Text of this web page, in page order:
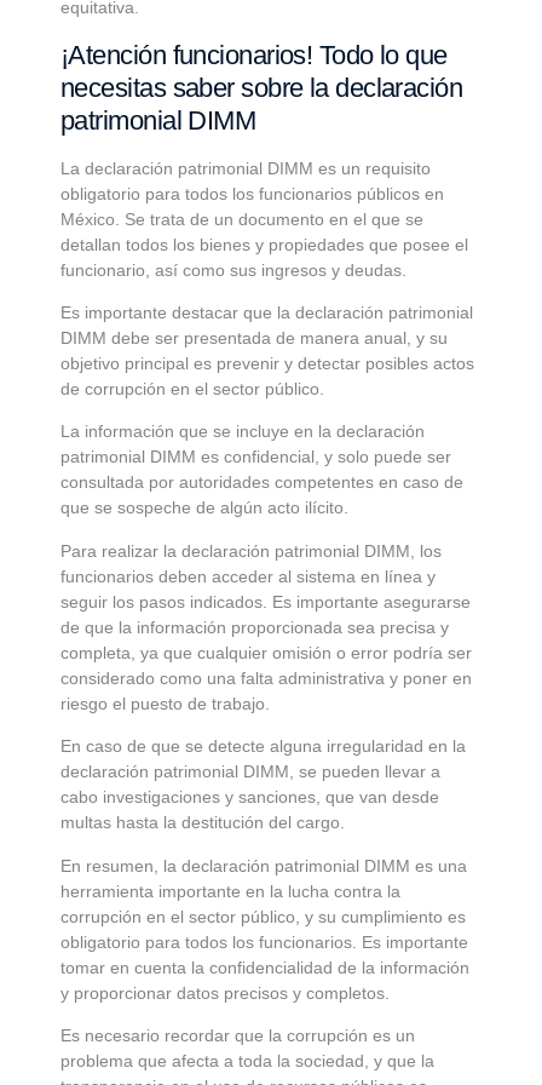
equitativa.
¡Atención funcionarios! Todo lo que
necesitas saber sobre la declaración
patrimonial DIMM
La declaración patrimonial DIMM es un requisito
obligatorio para todos los funcionarios públicos en
México. Se trata de un documento en el que se
detallan todos los bienes y propiedades que posee el
funcionario, así como sus ingresos y deudas.
Es importante destacar que la declaración patrimonial
DIMM debe ser presentada de manera anual, y su
objetivo principal es prevenir y detectar posibles actos
de corrupción en el sector público.
La información que se incluye en la declaración
patrimonial DIMM es confidencial, y solo puede ser
consultada por autoridades competentes en caso de
que se sospeche de algún acto ilícito.
Para realizar la declaración patrimonial DIMM, los
funcionarios deben acceder al sistema en línea y
seguir los pasos indicados. Es importante asegurarse
de que la información proporcionada sea precisa y
completa, ya que cualquier omisión o error podría ser
considerado como una falta administrativa y poner en
riesgo el puesto de trabajo.
En caso de que se detecte alguna irregularidad en la
declaración patrimonial DIMM, se pueden llevar a
cabo investigaciones y sanciones, que van desde
multas hasta la destitución del cargo.
En resumen, la declaración patrimonial DIMM es una
herramienta importante en la lucha contra la
corrupción en el sector público, y su cumplimiento es
obligatorio para todos los funcionarios. Es importante
tomar en cuenta la confidencialidad de la información
y proporcionar datos precisos y completos.
Es necesario recordar que la corrupción es un
problema que afecta a toda la sociedad, y que la